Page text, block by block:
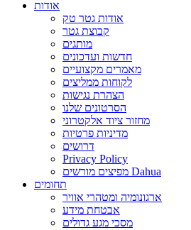
אודות
אודות גטר טק
קבוצת גטר
מותגים
חדשות ועדכונים
מאמרים מקצועיים
לקוחות ממליצים
הצהרת נגישות
הסרטונים שלנו
מחזור ציוד אלקטרוני
מדיניות פרטיות
דרושים
Privacy Policy
מפיצים מורשים Dahua
תחומים
ארגונומיה ומטהרי אוויר
אבטחת מידע
מסכי מגע גדולים